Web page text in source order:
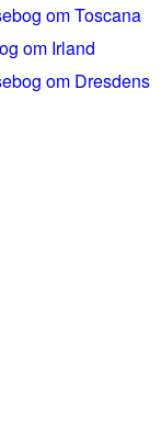
om Toscana
om Irland
om Dresdens